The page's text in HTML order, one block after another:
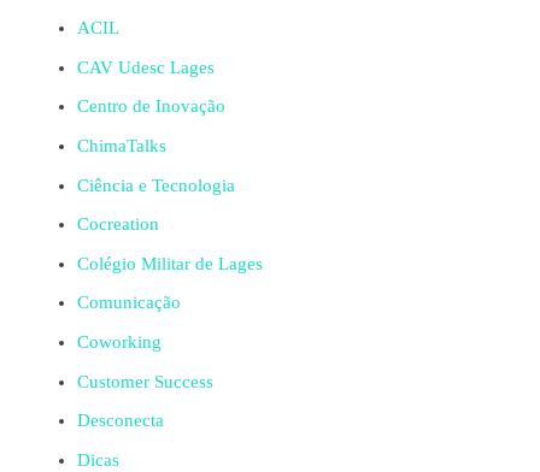
ACIL
CAV Udesc Lages
Centro de Inovação
ChimaTalks
Ciência e Tecnologia
Cocreation
Colégio Militar de Lages
Comunicação
Coworking
Customer Success
Desconecta
Dicas